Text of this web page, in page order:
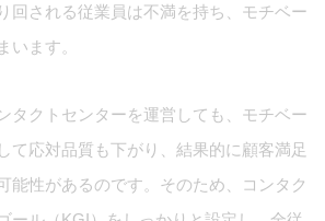
回される従業員は不満を持ち、モチベー
います。
タクトセンターを運営しても、モチベー
て応対品質も下がり、結果的に顧客満足
能性があるのです。そのため、コンタク